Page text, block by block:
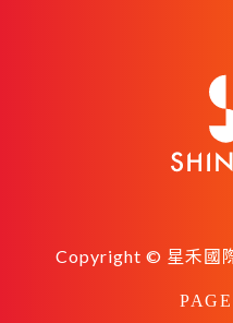
Copyright © 星禾國